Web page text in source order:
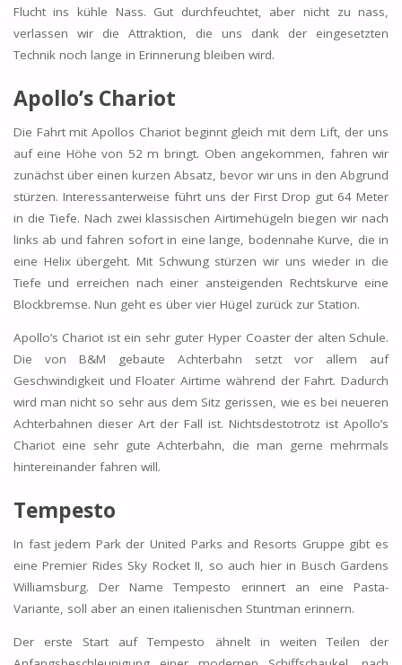
Flucht ins kühle Nass. Gut durchfeuchtet, aber nicht zu nass,
verlassen wir die Attraktion, die uns dank der eingesetzten
Technik noch lange in Erinnerung bleiben wird.
Apollo’s Chariot
Die Fahrt mit Apollos Chariot beginnt gleich mit dem Lift, der uns
auf eine Höhe von 52 m bringt. Oben angekommen, fahren wir
zunächst über einen kurzen Absatz, bevor wir uns in den Abgrund
stürzen. Interessanterweise führt uns der First Drop gut 64 Meter
in die Tiefe. Nach zwei klassischen Airtimehügeln biegen wir nach
links ab und fahren sofort in eine lange, bodennahe Kurve, die in
eine Helix übergeht. Mit Schwung stürzen wir uns wieder in die
Tiefe und erreichen nach einer ansteigenden Rechtskurve eine
Blockbremse. Nun geht es über vier Hügel zurück zur Station.
Apollo’s Chariot ist ein sehr guter Hyper Coaster der alten Schule.
Die von B&M gebaute Achterbahn setzt vor allem auf
Geschwindigkeit und Floater Airtime während der Fahrt. Dadurch
wird man nicht so sehr aus dem Sitz gerissen, wie es bei neueren
Achterbahnen dieser Art der Fall ist. Nichtsdestotrotz ist Apollo’s
Chariot eine sehr gute Achterbahn, die man gerne mehrmals
hintereinander fahren will.
Tempesto
In fast jedem Park der United Parks and Resorts Gruppe gibt es
eine Premier Rides Sky Rocket II, so auch hier in Busch Gardens
Williamsburg. Der Name Tempesto erinnert an eine Pasta-
Variante, soll aber an einen italienischen Stuntman erinnern.
Der erste Start auf Tempesto ähnelt in weiten Teilen der